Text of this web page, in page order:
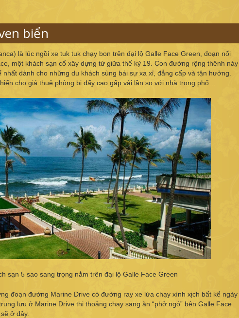
biển
là lúc ngồi xe tuk tuk chạy bon trên đại lộ Galle Face Green, đoạn nối
một khách sạn cổ xây dựng từ giữa thế kỷ 19. Con đường rộng thênh này
dành cho những du khách sùng bái sự xa xỉ, đẳng cấp và tận hưởng.
cho giá thuê phòng bị đẩy cao gấp vài lần so với nhà trong phố…
sạn 5 sao sang trọng nằm trên đại lộ Galle Face Green
đoạn đường Marine Drive có đường ray xe lửa chạy xình xịch bất kể ngày
lưu ở Marine Drive thi thoảng chạy sang ăn “phở ngó” bên Galle Face
ở đây.